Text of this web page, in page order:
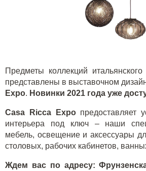
Предметы коллекций
представлены в выставочном
Expo. Новинки 2021 года уже
Casa Ricca Expo предоставляет
интерьера под ключ – наши
мебель, освещение и аксессуары
столовых, рабочих кабинетов,
Ждем вас по адресу: